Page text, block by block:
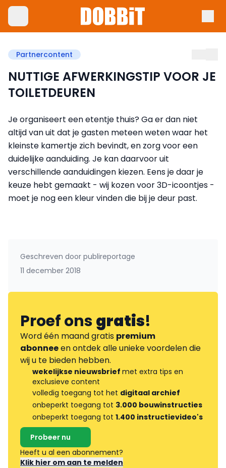
Partnercontent
NUTTIGE AFWERKINGSTIP VOOR JE
TOILETDEUREN
Je organiseert een etentje thuis? Ga er dan niet
altijd van uit dat je gasten meteen weten waar het
kleinste kamertje zich bevindt, en zorg voor een
duidelijke aanduiding. Je kan daarvoor uit
verschillende aanduidingen kiezen. Eens je daar je
keuze hebt gemaakt - wij kozen voor 3D-icoontjes -
moet je nog een kleur vinden die bij je deur past.
Geschreven door publireportage
11 december 2018
Proef onsgratis!
Word één maand gratis premium
abonneeen ontdek alle unieke voordelen die
wij u te bieden hebben.
wekelijkse nieuwsbrief met extra tips en
exclusieve content
volledig toegang tot het digitaal archief
onbeperkt toegang tot 3.000 bouwinstructies
onbeperkt toegang tot 1.400 instructievideo's
Probeer nu
Heeft u al een abonnement?
Klik hier om aan te melden